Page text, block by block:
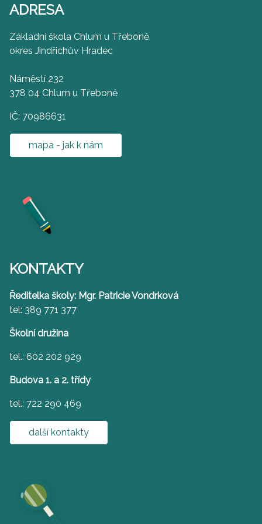
ADRESA
Základní škola Chlum u Třeboně
okres Jindřichův Hradec
Náměstí 232
378 04 Chlum u Třeboně
IČ: 70986631
mapa - jak k nám
KONTAKTY
Ředitelka školy: Mgr. Patricie Vondrková
tel: 389 771 377
Školní družina
tel.: 602 202 929
Budova 1. a 2. třídy
tel.: 722 290 469
další kontakty